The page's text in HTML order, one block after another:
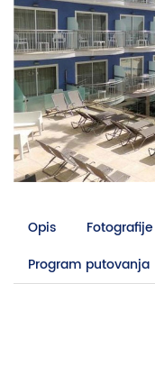
Opis Fotografije
Program putovanja